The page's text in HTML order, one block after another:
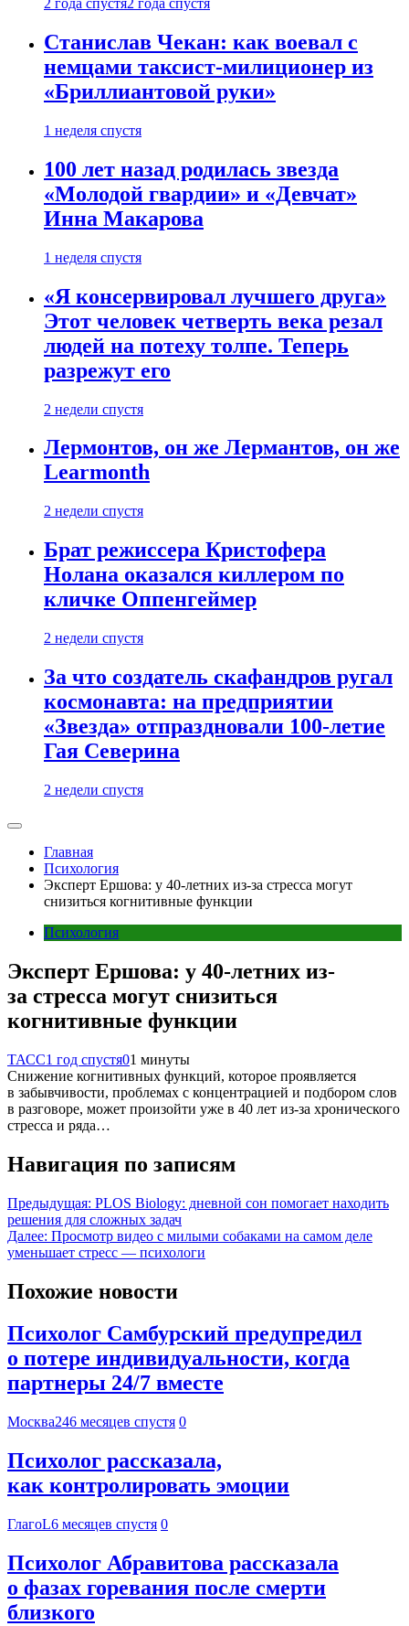
2 года спустя2 года спустя
Станислав Чекан: как воевал с
немцами таксист-милиционер из
«Бриллиантовой руки»
1 неделя спустя
100 лет назад родилась звезда
«Молодой гвардии» и «Девчат»
Инна Макарова
1 неделя спустя
«Я консервировал лучшего друга»
Этот человек четверть века резал
людей на потеху толпе. Теперь
разрежут его
2 недели спустя
Лермонтов, он же Лермантов, он же
Learmonth
2 недели спустя
Брат режиссера Кристофера
Нолана оказался киллером по
кличке Оппенгеймер
2 недели спустя
За что создатель скафандров ругал
космонавта: на предприятии
«Звезда» отпраздновали 100-летие
Гая Северина
2 недели спустя
Главная
Психология
Эксперт Ершова: у 40-летних из-за стресса могут
снизиться когнитивные функции
Психология
Эксперт Ершова: у 40-летних из-
за стресса могут снизиться
когнитивные функции
ТАСС1 год спустя01 минуты
Снижение когнитивных функций, которое проявляется
в забывчивости, проблемах с концентрацией и подбором слов
в разговоре, может произойти уже в 40 лет из-за хронического
стресса и ряда…
Навигация по записям
Предыдущая: PLOS Biology: дневной сон помогает находить
решения для сложных задач
Далее: Просмотр видео с милыми собаками на самом деле
уменьшает стресс — психологи
Похожие новости
Психолог Самбурский предупредил
о потере индивидуальности, когда
партнеры 24/7 вместе
Москва246 месяцев спустя 0
Психолог рассказала,
как контролировать эмоции
ГлагоL6 месяцев спустя 0
Психолог Абравитова рассказала
о фазах горевания после смерти
близкого